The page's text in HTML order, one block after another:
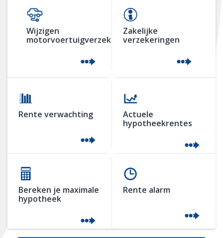
Wijzigen
motorvoertuigverzekering
Zakelijke
verzekeringen
Rente verwachting
Actuele
hypotheekrentes
Bereken je maximale
hypotheek
Rente alarm